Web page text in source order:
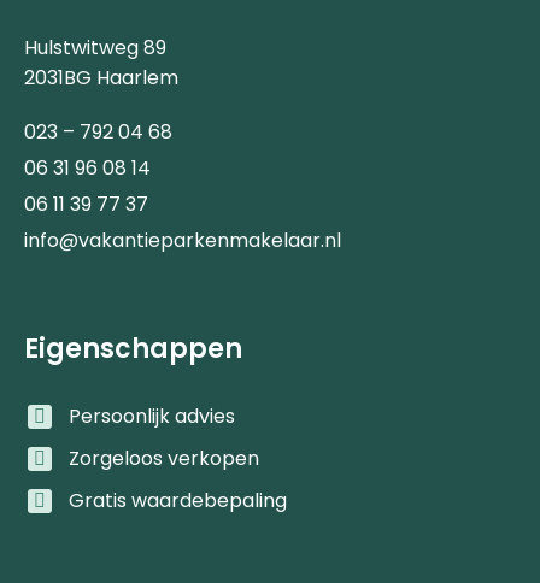
Hulstwitweg 89
2031BG Haarlem
023 – 792 04 68
06 31 96 08 14
06 11 39 77 37
info@vakantieparkenmakelaar.nl
Eigenschappen
Persoonlijk advies
Zorgeloos verkopen
Gratis waardebepaling